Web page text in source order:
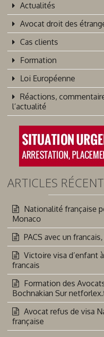
Actualités
Avocat droit des
Cas clients
Formation
Loi Européenne
Réactions,
l’actualité
ARTICLES
Nationalité française
Monaco
PACS avec un
Victoire visa d’enfant
francais
Formation des
Bochnakian Sur
Avocat refus de visa
française